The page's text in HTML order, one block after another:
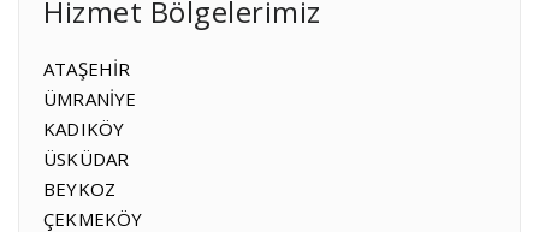
Hizmet Bölgelerimiz
ATAŞEHİR
ÜMRANİYE
KADIKÖY
ÜSKÜDAR
BEYKOZ
ÇEKMEKÖY